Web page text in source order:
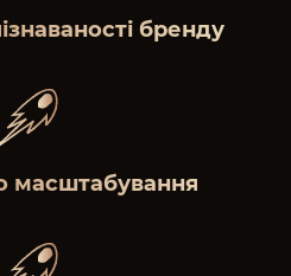
бренду
масштабування